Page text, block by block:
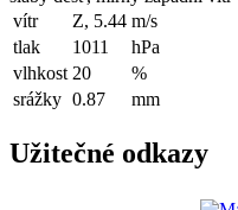
vítr
Z, 5.44 m/s
tlak
1011
hPa
vlhkost 20
%
srážky 0.87 mm
Užitečné odkazy